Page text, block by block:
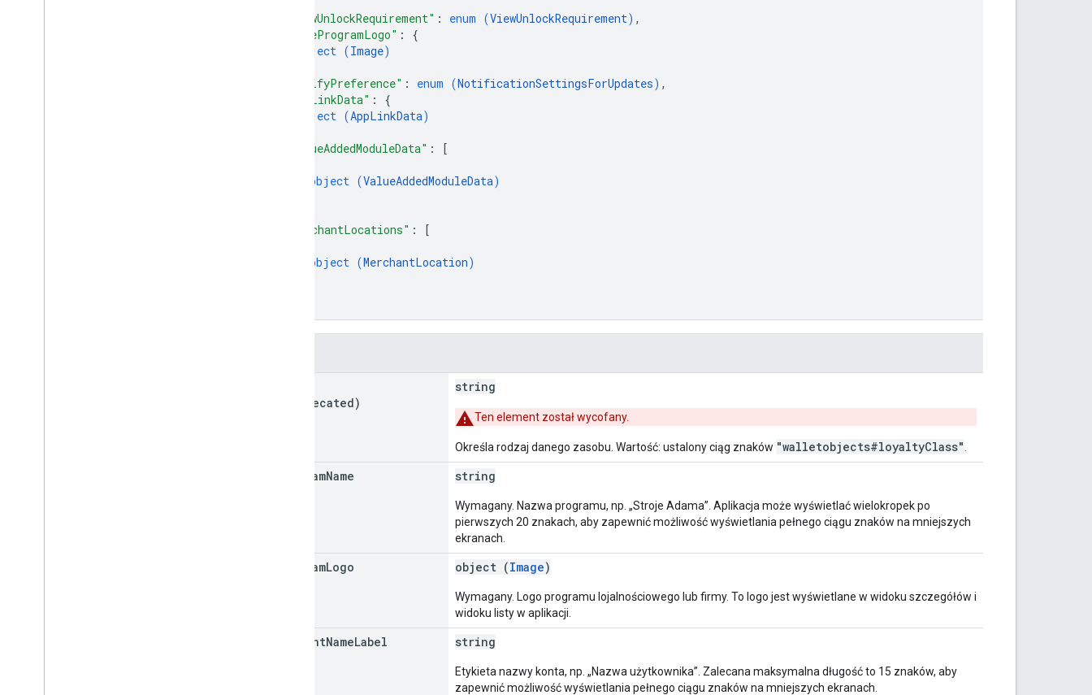
"viewUnlockRequirement" : enum (ViewUnlockRequirement) ,
"wideProgramLogo" : {
object (Image)
"notifyPreference" : enum (NotificationSettingsForUpdates) ,
"appLinkData" : {
object (AppLinkData)
"valueAddedModuleData" :
[
object (ValueAddedModuleData)
"merchantLocations" :
[
object (MerchantLocation)
(deprecated)
string
Ten element został wycofany.
Określa rodzaj danego zasobu. Wartość: ustalony ciąg znaków "walletobjects#loyaltyClass"
programName string
Wymagany. Nazwa programu, np. „Stroje Adama”. Aplikacja może wyświetlać wielokropek po
pierwszych 20 znakach, aby zapewnić możliwość wyświetlania pełnego ciągu znaków na mniejszych
ekranach.
programLogo object (Image)
Wymagany. Logo programu lojalnościowego lub firmy. To logo jest wyświetlane w widoku szczegółów i
widoku listy w aplikacji.
accountNameLabel string
Etykieta nazwy konta, np. „Nazwa użytkownika”. Zalecana maksymalna długość to 15 znaków, aby
zapewnić możliwość wyświetlania pełnego ciągu znaków na mniejszych ekranach.